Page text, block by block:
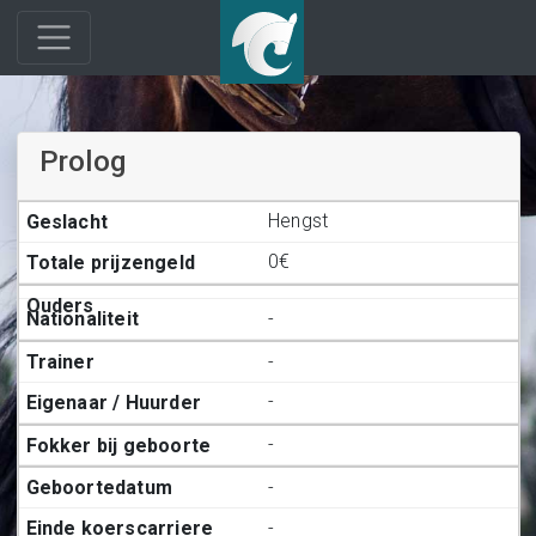
Prolog
Hengst
0€
-
-
-
-
-
-